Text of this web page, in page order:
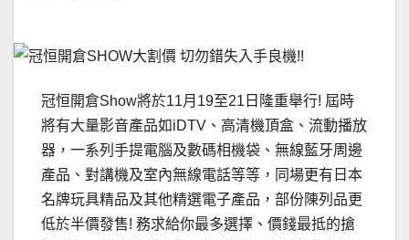
冠恒開倉Show將於11月19至21日隆重舉行! 屆時
將有大量影音產品如iDTV、高清機頂盒、流動播放
器，一系列手提電腦及數碼相機袋、無線藍牙周邊
產品、對講機及室內無線電話等等，同場更有日本
名牌玩具精品及其他精選電子產品，部份陳列品更
低於半價發售! 務求給你最多選擇、價錢最抵的搶